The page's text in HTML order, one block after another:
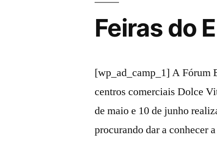
duas
de
adulto”
graça
na
refeições
de
Feiras do
[wp_ad_camp_1] A Fórum
centros comerciais Dolce
de maio e 10 de junho
procurando dar a conhecer